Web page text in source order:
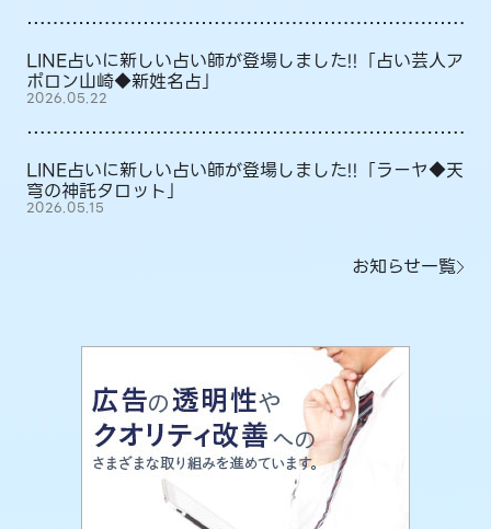
LINE占いに新しい占い師が登場しました!!「占い芸人ア
ポロン山崎◆新姓名占」
2026.05.22
LINE占いに新しい占い師が登場しました!!「ラーヤ◆天
穹の神託タロット」
2026.05.15
お知らせ一覧